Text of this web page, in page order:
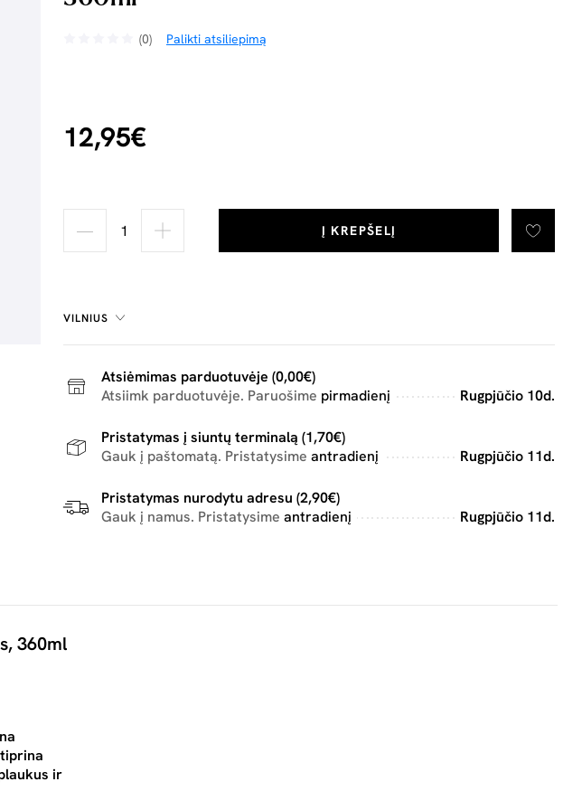
(0) Palikti atsiliepimą
12,95€
Į KREPŠELĮ
VILNIUS
Atsiėmimas parduotuvėje (0,00€)
Atsiimk parduotuvėje. Paruošime pirmadienį Rugpjūčio 10d.
Pristatymas į siuntų terminalą (1,70€)
Gauk į paštomatą. Pristatysime antradienį Rugpjūčio 11d.
Pristatymas nurodytu adresu (2,90€)
Gauk į namus. Pristatysime antradienį Rugpjūčio 11d.
360ml
ir